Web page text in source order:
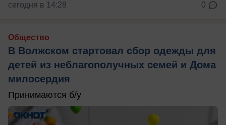
сегодня в 14:28 0
Общество
В Волжском стартовал сбор одежды для
детей из неблагополучных семей и Дома
милосердия
Принимаются б/у